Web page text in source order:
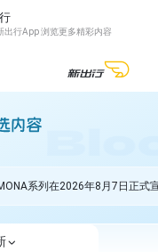
出行App 浏览更多精彩内容